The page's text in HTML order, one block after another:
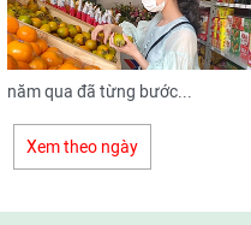
năm qua đã từng bước...
Xem theo ngày